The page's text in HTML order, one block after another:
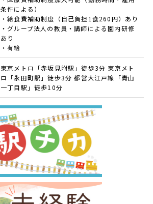
条件による）
・給食費補助制度（自己負担1食260円）あり
・グループ法人の教員・講師による園内研修
あり
・有給
東京メトロ「赤坂見附駅」徒歩3分 東京メト
ロ「永田町駅」徒歩3分 都営大江戸線「青山
一丁目駅」徒歩10分